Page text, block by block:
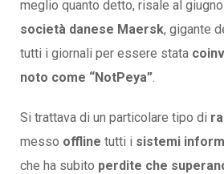
meglio quanto detto, risale al
società danese Maersk, gigante
tutti i giornali per essere stata
noto come “NotPeya”
Si trattava di un particolare tipo di
messo offline tutti i sistemi
che ha subito perdite che